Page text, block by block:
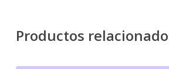
Productos